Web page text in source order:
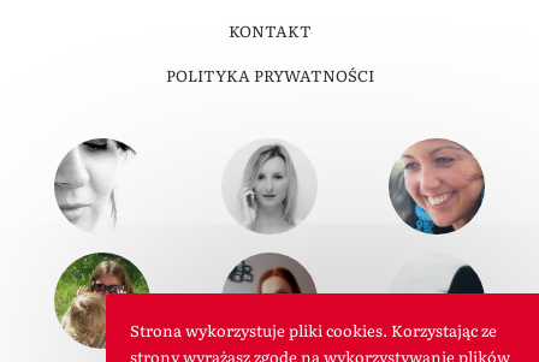
KONTAKT
POLITYKA PRYWATNOŚCI
Strona wykorzystuje pliki cookies. Korzystając ze
strony wyrażasz zgodę na wykorzystywanie plików